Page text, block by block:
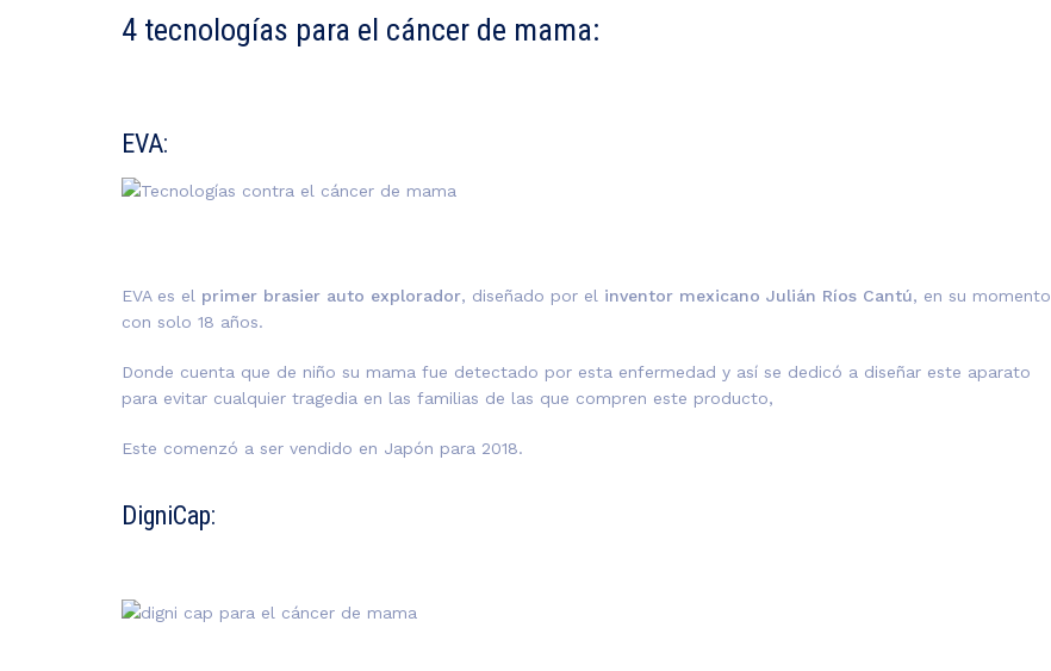
4 tecnologías para el cáncer de mama:
EVA:
EVA es el primer brasier auto explorador, diseñado por el inventor mexicano Julián Ríos Cantú, en su momento
con solo 18 años.
Donde cuenta que de niño su mama fue detectado por esta enfermedad y así se dedicó a diseñar este aparato
para evitar cualquier tragedia en las familias de las que compren este producto,
Este comenzó a ser vendido en Japón para 2018.
DigniCap: